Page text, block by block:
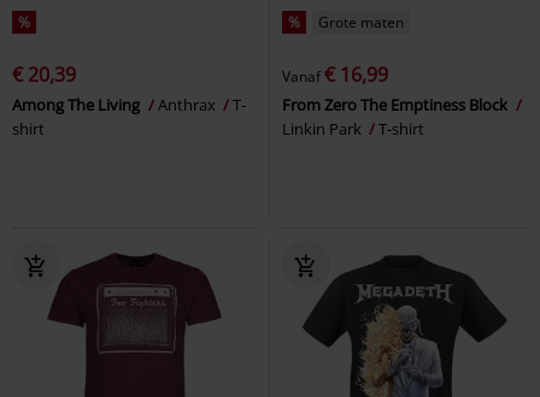
%
€ 20,39
Among The Living Anthrax
T-
shirt
% Grote maten
Vanaf€ 16,99
From Zero The Emptiness Block
Linkin Park
T-shirt